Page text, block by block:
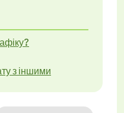
з іншими